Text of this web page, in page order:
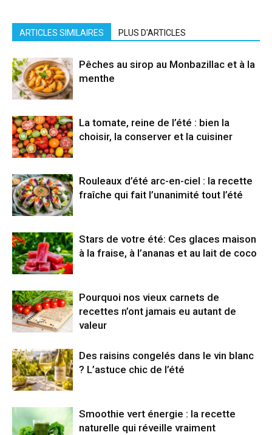
ARTICLES SIMILAIRES PLUS D'ARTICLES
Pêches au sirop au Monbazillac et à la
menthe
La tomate, reine de l’été : bien la
choisir, la conserver et la cuisiner
Rouleaux d’été arc-en-ciel : la recette
fraîche qui fait l’unanimité tout l’été
Stars de votre été: Ces glaces maison
à la fraise, à l’ananas et au lait de coco
Pourquoi nos vieux carnets de
recettes n’ont jamais eu autant de
valeur
Des raisins congelés dans le vin blanc
? L’astuce chic de l’été
Smoothie vert énergie : la recette
naturelle qui réveille vraiment